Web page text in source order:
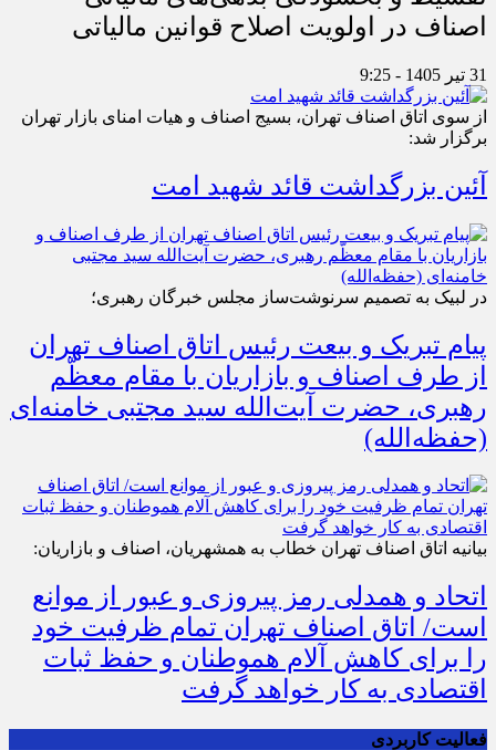
اصناف در اولویت اصلاح قوانین مالیاتی
31 تیر 1405 - 9:25
از سوی اتاق اصناف تهران، بسیج اصناف و هیات امنای بازار تهران
برگزار شد:
آئین بزرگداشت قائد شهید امت
در لبیک به تصمیم سرنوشت‌ساز مجلس خبرگان رهبری؛
پیام تبریک و بیعت رئیس اتاق اصناف تهران
از طرف اصناف و بازاریان با مقام معظّم
رهبری، حضرت آیت‌الله سید مجتبی خامنه‌ای
(حفظه‌الله)
بیانیه اتاق اصناف تهران خطاب به همشهریان، اصناف و بازاریان:
اتحاد و همدلی رمز پیروزی و عبور از موانع
است/ اتاق اصناف تهران تمام ظرفیت خود
را برای کاهش آلام هموطنان و حفظ ثبات
اقتصادی به کار خواهد گرفت
فعالیت کاربردی